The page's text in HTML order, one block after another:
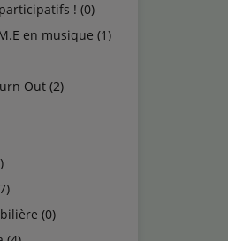
! (0)
en musique (1)
Out (2)
(0)